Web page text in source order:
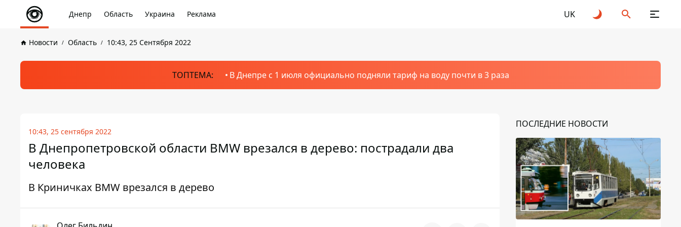
Днепр Область Украина Реклама UK
Новости Область 10:43, 25 Сентября 2022
ТОПТЕМА: В Днепре с 1 июля официально подняли тариф на воду почти в 3 раза
10:43, 25 сентября 2022
В Днепропетровской области BMW врезался в дерево: пострадали два
человека
В Криничках BMW врезался в дерево
ПОСЛЕДНИЕ НОВОСТИ